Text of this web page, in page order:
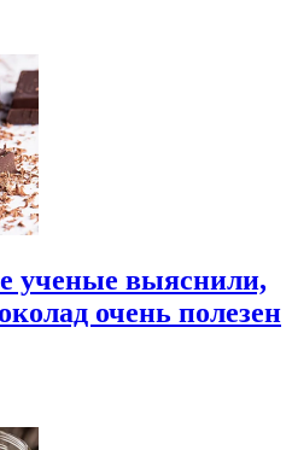
ученые выяснили,
очень полезен